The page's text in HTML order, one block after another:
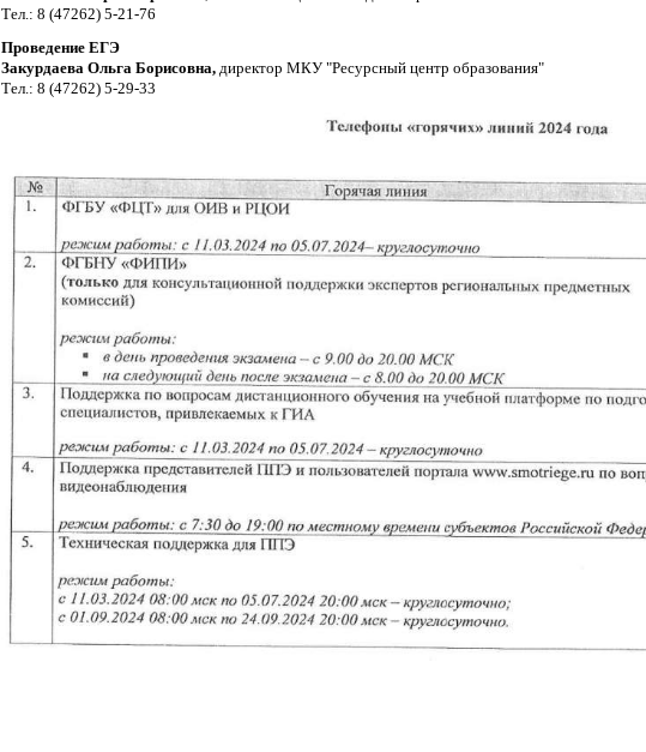
Тел.: 8 (47262) 5-21-76
Проведение ЕГЭ
Закурдаева Ольга Борисовна, директор МКУ "Ресурсный центр образования"
Тел.: 8 (47262) 5-29-33